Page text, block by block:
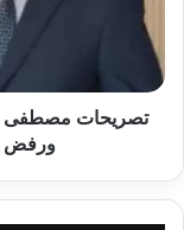
لحضور
جلسة
الفار
ورفض
استعانة
تصريحات مصطفى
ورفض